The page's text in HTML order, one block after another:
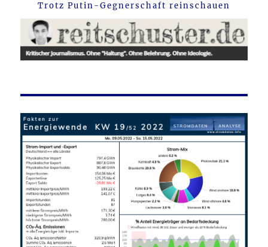
Trotz Putin-Gegnerschaft reinschauen